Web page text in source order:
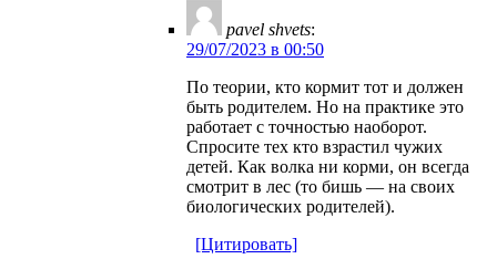
pavel shvets:
29/07/2023 в 00:50
По теории, кто кормит тот и должен
быть родителем. Но на практике это
работает с точностью наоборот.
Спросите тех кто взрастил чужих
детей. Как волка ни корми, он всегда
смотрит в лес (то бишь — на своих
биологических родителей).
[Цитировать]